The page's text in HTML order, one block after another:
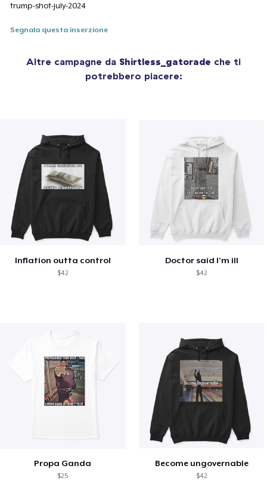
trump-shot-july-2024
Segnala questa inserzione
Altre campagne da Shirtless_gatorade che ti
potrebbero piacere:
Inflation outta control
$42
Doctor said I’m ill
$42
Propa Ganda
$25
Become ungovernable
$42